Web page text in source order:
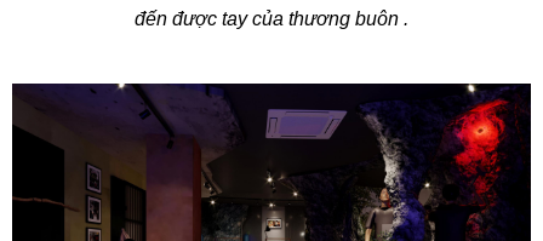
đến được tay của thương buôn .